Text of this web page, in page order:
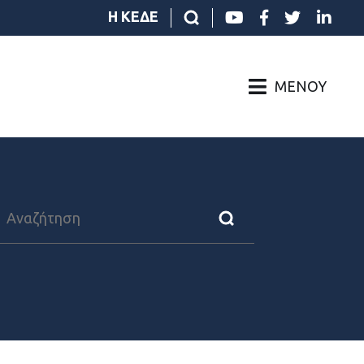
Η ΚΕΔΕ
ΜΕΝΟΎ